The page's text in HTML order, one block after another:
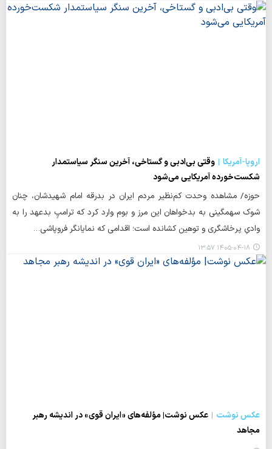
اروپا-آمریکا
وقتی بی‌ادبی و گستاخی، آخرین سنگر سیاستمدار
شکست‌خورده آمریکایی می‌شود
حوزه/ مشاهده وحدت کم‌نظیر مردم ایران در بدرقه امام شهیدشان، چنان
شوک سهمگینی به بدخواهان این مرز و بوم وارد کرد که ترامپِ بدعهد را به
وادیِ پرخاشگری و توهین کشانده است؛ اقدامی که نمایانگر فروپاشی…
۱۴۰۵-۰۴-۱۸ ۱۳:۵۷
عکس نوشت
عکس نوشت| مؤلفه‌های «ایران قوی» در اندیشه رهبر
مجاهد